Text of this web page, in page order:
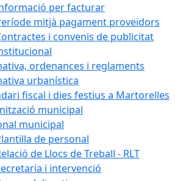
per facturar
mitjà pagament proveïdors
i convenis de publicitat
ordenances i reglaments
urbanística
fiscal i dies festius a Martorelles
municipal
municipal
de personal
de Llocs de Treball - RLT
i intervenció